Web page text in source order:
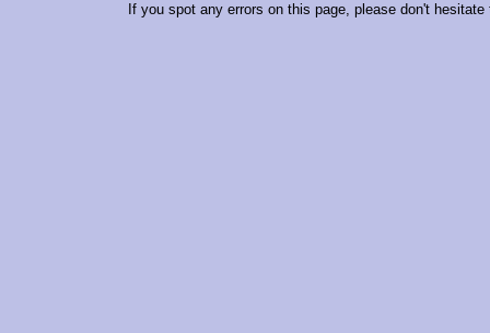
If you spot any errors on this page, please don't